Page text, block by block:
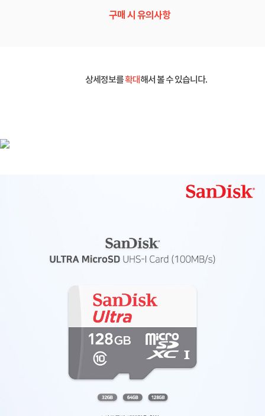
구매 시 유의사항
상세정보를확대해서 볼 수 있습니다.